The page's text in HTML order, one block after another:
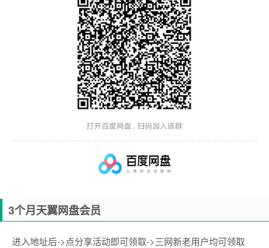
3个月天翼网盘会员
进入地址后->点分享活动即可领取->三网新老用户均可领取